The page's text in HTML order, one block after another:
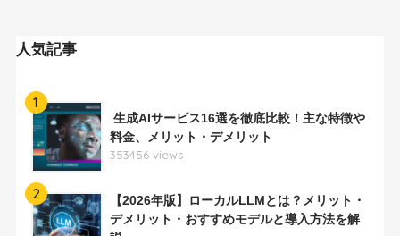
人気記事
1
生成AIサービス16選を徹底比較！主な特徴や
料金、メリット・デメリット
353456 views
2
【2026年版】ローカルLLMとは？メリット・
デメリット・おすすめモデルと導入方法を解